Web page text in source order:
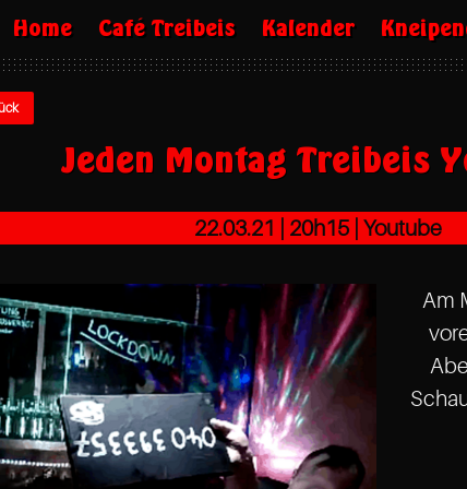
Home Café Treibeis Kalender
Jeden Montag Treibeis
22.03.21 | 20h15 | Youtube
Am